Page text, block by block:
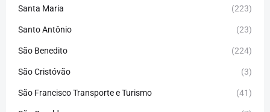
Santa Maria (223)
Santo Antônio (23)
São Benedito (224)
São Cristóvão (3)
São Francisco Transporte e Turismo (41)